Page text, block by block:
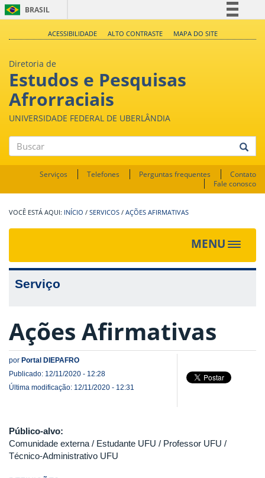
BRASIL
Acesso à informação
ACESSIBILIDADE ALTO CONTRASTE MAPA DO SITE
Diretoria de
Estudos e Pesquisas
Afrorraciais
UNIVERSIDADE FEDERAL DE UBERLÂNDIA
Buscar
Serviços Telefones Perguntas frequentes
Contato
Fale conosco
INÍCIO / SERVICOS / AÇÕES AFIRMATIVAS
MENU
Toggle
Serviço
Ações Afirmativas
por Portal DIEPAFRO
Publicado: 12/11/2020 - 12:28
Última modificação: 12/11/2020 - 12:31
Público-alvo:
Comunidade externa / Estudante UFU / Professor UFU /
Técnico-Administrativo UFU